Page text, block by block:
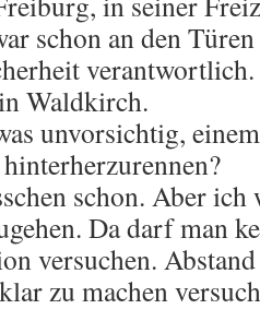
schon an den
Waldkirch.
unvorsichtig,
schon. Aber ich
Da darf man
versuchen.
zu machen